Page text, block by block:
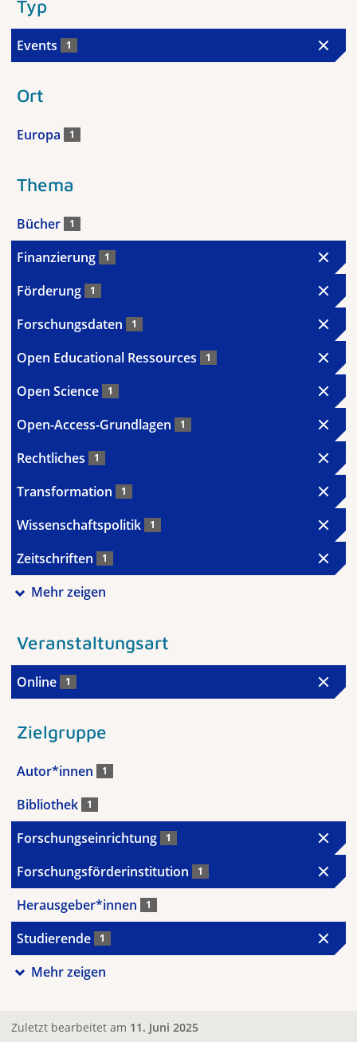
Typ
Events 1
Ort
Europa 1
Thema
Bücher 1
Finanzierung 1
Förderung 1
Forschungsdaten 1
Open Educational Ressources 1
Open Science 1
Open-Access-Grundlagen 1
Rechtliches 1
Transformation 1
Wissenschaftspolitik 1
Zeitschriften 1
Mehr zeigen
Veranstaltungsart
Online 1
Zielgruppe
Autor*innen 1
Bibliothek 1
Forschungseinrichtung 1
Forschungsförderinstitution 1
Herausgeber*innen 1
Studierende 1
Mehr zeigen
Zuletzt bearbeitet am 11. Juni 2025